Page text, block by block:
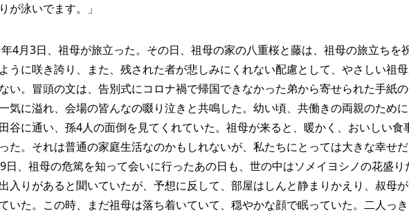
が泳いでます。」
4月3日、祖母が旅立った。その日、祖母の家の八重桜と藤は、祖母の旅立ちを
うに咲き誇り、また、残された者が悲しみにくれない配慮として、やさしい祖
い。冒頭の文は、告別式にコロナ禍で帰国できなかった弟から寄せられた手紙
気に溢れ、会場の皆んなの啜り泣きと共鳴した。幼い頃、共働きの両親のため
谷に通い、孫4人の面倒を見てくれていた。祖母が来ると、暖かく、おいしい食
た。それは普通の家庭生活なのかもしれないが、私たちにとっては大きな幸せだ
日、祖母の危篤を知って会いに行ったあの日も、世の中はソメイヨシノの花盛
入りがあると聞いていたが、予想に反して、部屋はしんと静まりかえり、叔母
いた。この時、まだ祖母は落ち着いていて、穏やかな顔で眠っていた。二人っ